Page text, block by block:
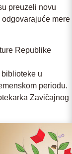
preuzeli novu
mere
Republike
u
periodu.
Zavičajnog